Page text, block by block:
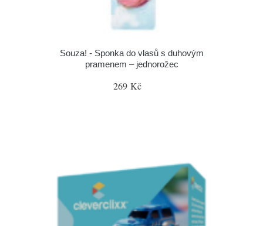
Souza! - Sponka do vlasů s duhovým
pramenem – jednorožec
269 Kč